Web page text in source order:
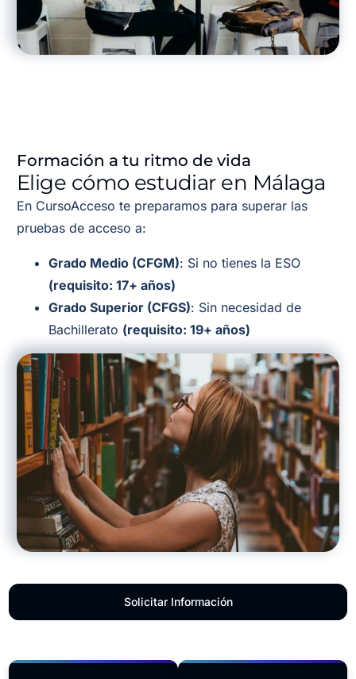
Formación a tu ritmo de vida
Elige cómo estudiar en Málaga
En CursoAcceso te preparamos para superar las
pruebas de acceso a:
Grado Medio (CFGM): Si no tienes la ESO
(requisito: 17+ años)
Grado Superior (CFGS): Sin necesidad de
Bachillerato (requisito: 19+ años)
Solicitar Información